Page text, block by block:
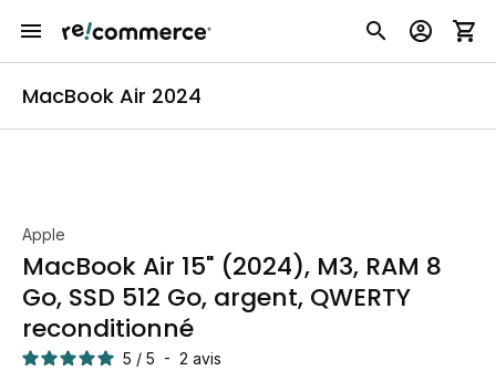
MacBook Air 2024
Apple
MacBook Air 15" (2024), M3, RAM 8
Go, SSD 512 Go, argent, QWERTY
reconditionné
5 / 5 - 2 avis